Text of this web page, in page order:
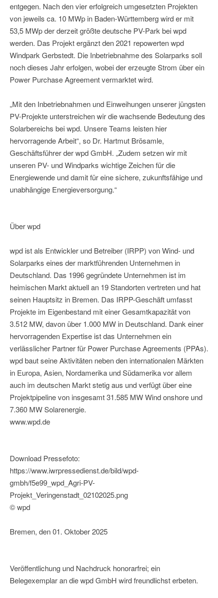
entgegen. Nach den vier erfolgreich umgesetzten Projekten
von jeweils ca. 10 MWp in Baden-Württemberg wird er mit
53,5 MWp der derzeit größte deutsche PV-Park bei wpd
werden. Das Projekt ergänzt den 2021 repowerten wpd
Windpark Gerbstedt. Die Inbetriebnahme des Solarparks soll
noch dieses Jahr erfolgen, wobei der erzeugte Strom über ein
Power Purchase Agreement vermarktet wird.
„Mit den Inbetriebnahmen und Einweihungen unserer jüngsten
PV-Projekte unterstreichen wir die wachsende Bedeutung des
Solarbereichs bei wpd. Unsere Teams leisten hier
hervorragende Arbeit“, so Dr. Hartmut Brösamle,
Geschäftsführer der wpd GmbH. „Zudem setzen wir mit
unseren PV- und Windparks wichtige Zeichen für die
Energiewende und damit für eine sichere, zukunftsfähige und
unabhängige Energieversorgung.“
Über wpd
wpd ist als Entwickler und Betreiber (IRPP) von Wind- und
Solarparks eines der marktführenden Unternehmen in
Deutschland. Das 1996 gegründete Unternehmen ist im
heimischen Markt aktuell an 19 Standorten vertreten und hat
seinen Hauptsitz in Bremen. Das IRPP-Geschäft umfasst
Projekte im Eigenbestand mit einer Gesamtkapazität von
3.512 MW, davon über 1.000 MW in Deutschland. Dank einer
hervorragenden Expertise ist das Unternehmen ein
verlässlicher Partner für Power Purchase Agreements (PPAs).
wpd baut seine Aktivitäten neben den internationalen Märkten
in Europa, Asien, Nordamerika und Südamerika vor allem
auch im deutschen Markt stetig aus und verfügt über eine
Projektpipeline von insgesamt 31.585 MW Wind onshore und
7.360 MW Solarenergie.
www.wpd.de
Download Pressefoto:
https://www.iwrpressedienst.de/bild/wpd-
gmbh/f5e99_wpd_Agri-PV-
Projekt_Veringenstadt_02102025.png
© wpd
Bremen, den 01. Oktober 2025
Veröffentlichung und Nachdruck honorarfrei; ein
Belegexemplar an die wpd GmbH wird freundlichst erbeten.